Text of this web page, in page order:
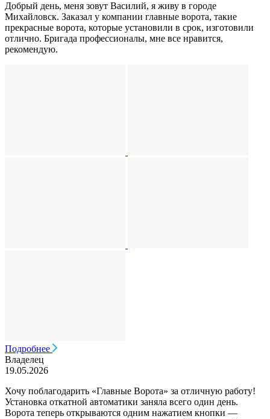
Добрый день, меня зовут Василий, я живу в городе
Михайловск. Заказал у компании главные ворота, такие
прекрасные ворота, которые установили в срок, изготовили
отлично. Бригада профессионалы, мне все нравится,
рекомендую.
Подробнее
Владелец
19.05.2026
Хочу поблагодарить «Главные Ворота» за отличную работу!
Установка откатной автоматики заняла всего один день.
Ворота теперь открываются одним нажатием кнопки —